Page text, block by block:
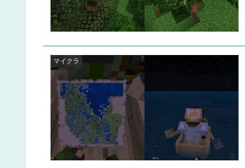
マイクラ